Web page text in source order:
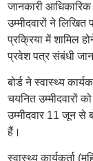
जानकारी
उम्मीदवारों ने लिखित
प्रक्रिया में शामिल
प्रवेश पत्र संबंधी
बोर्ड ने स्वास्थ्य
चयनित उम्मीदवारों
उम्मीदवार 11 जून से
हैं।
स्वास्थ्य कार्यकर्ता